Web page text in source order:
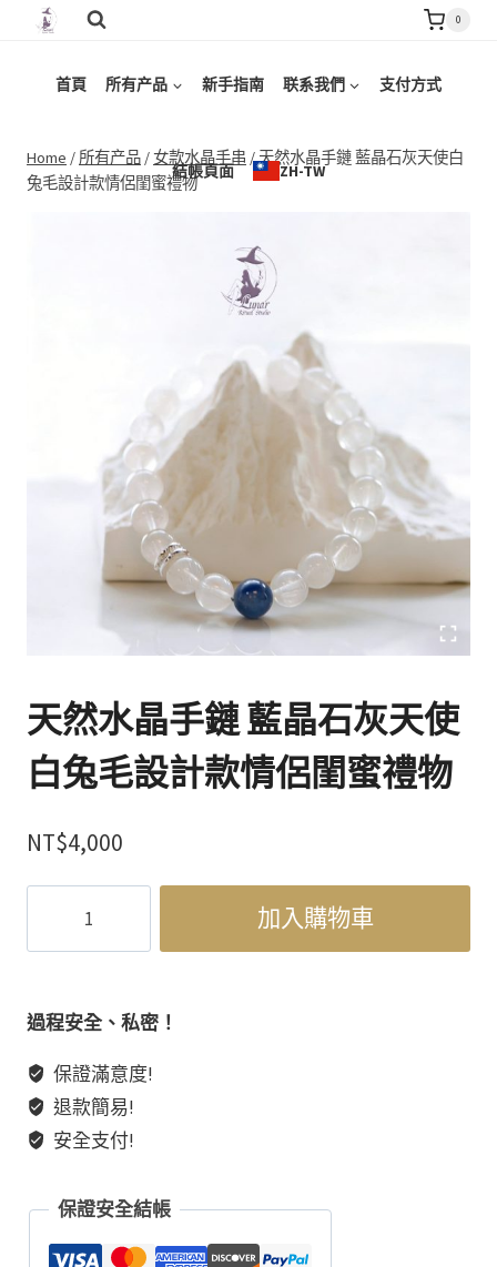
content
0
首頁 所有产品 新手指南 联系我們 支付方式
結帳頁面 ZH-TW
Home / 所有产品 /女款水晶手串 /天然水晶手鏈 藍晶石灰天使白
兔毛設計款情侶閨蜜禮物
天然水晶手鏈 藍晶石灰天使
白兔毛設計款情侶閨蜜禮物
NT$4,000
水
手
藍
晶
石
加入購物車
過程安全、私密！
保證滿意度!
退款簡易!
安全支付!
保證安全結帳